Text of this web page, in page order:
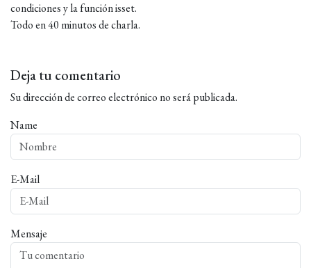
condiciones y la función isset.
Todo en 40 minutos de charla.
Deja tu comentario
Su dirección de correo electrónico no será publicada.
Name
E-Mail
Mensaje